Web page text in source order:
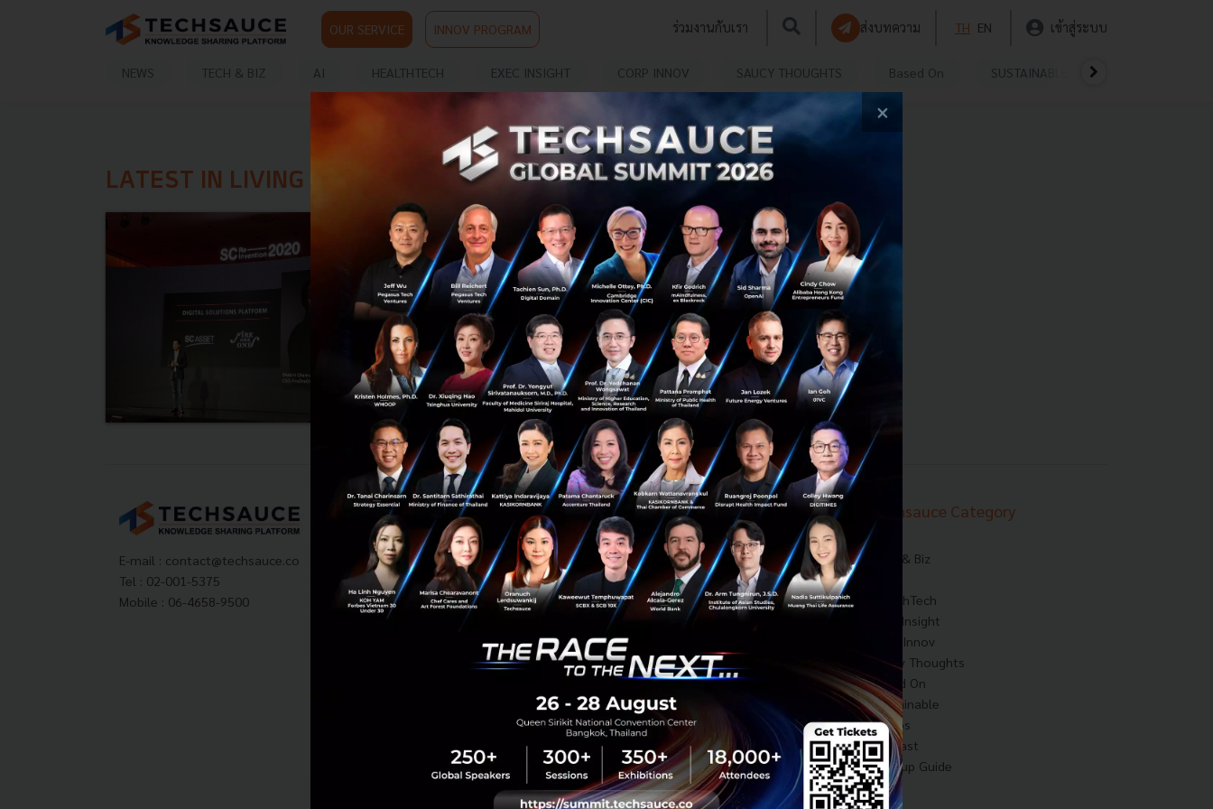
OUR SERVICE INNOV PROGRAM ร่วมงานกับเรา ส่งบทความ TH EN เข้าสู่ระบบ
NEWS TECH & BIZ AI HEALTHTECH EXEC INSIGHT CORP INNOV SAUCY THOUGHTS Based On SUSTAINABLE
LATEST IN LIVING SOLUTION PLATFORM
SC ASSET ประกาศโรดแมป 3 ปี พร้อมเปิดตัวพาร์ท
เนอร์ คุณไวท์ CEO FireOneOne
SC Asset ประกาศโรดแมป 3 ปี “SC RE-INVENTION 2020”
ก้าวสู่การเป็น Living Solution Platform ที่สามารถตอบโจทย์
ลูกค้าได้อย่างแท้จริง พร้อมเปิดตัว Strategic Partner คุณ
ชาคริต จันทร์รุ่ง...
กุมภาพันธ์ 8, 2018| ByTechsauce Team
0
News Ruejai SC Asset FireOneOne Property
E-mail : contact@techsauce.co
Tel : 02-001-5375
Mobile : 06-4658-9500
Techsauce Media
About Techsauce
Techsauce Services
Privacy Policy
ส่งบทความ
Techsauce Global Summit
Trending Tags
Corporate Innovation
Digital Transformation
E-Commerce
Startup
Technology
Techsauce Category
News
Tech & Biz
HealthTech
Exec Insight
Corp Innov
Saucy Thoughts
Based On
Sustainable
Videos
Podcast
Startup Guide
×